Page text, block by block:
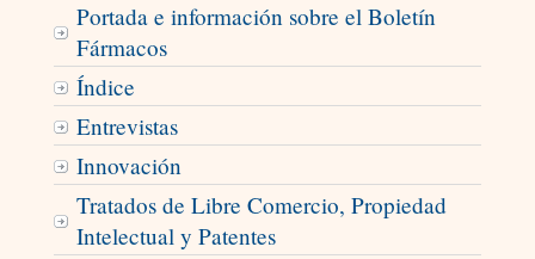
Portada e información sobre el Boletín
Fármacos
Índice
Entrevistas
Innovación
Tratados de Libre Comercio, Propiedad
Intelectual y Patentes